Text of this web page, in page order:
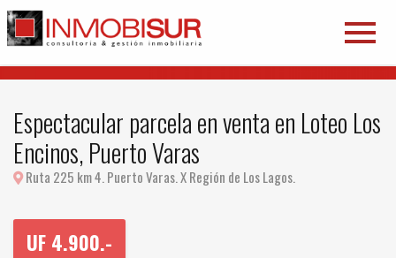
Espectacular parcela en venta en Loteo Los
Encinos, Puerto Varas
Ruta 225 km 4. Puerto Varas. X Región de Los Lagos.
UF 4.900.-